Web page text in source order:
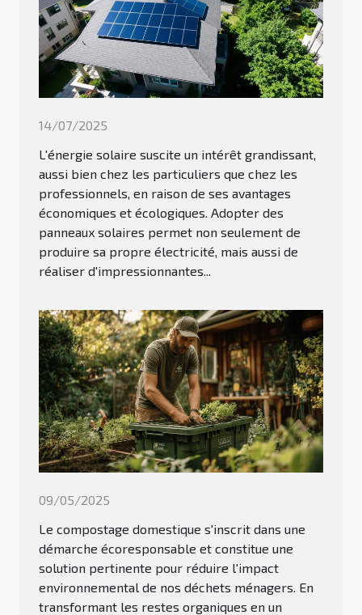
14/07/2025
L'énergie solaire suscite un intérêt grandissant,
aussi bien chez les particuliers que chez les
professionnels, en raison de ses avantages
économiques et écologiques. Adopter des
panneaux solaires permet non seulement de
produire sa propre électricité, mais aussi de
réaliser d'impressionnantes...
09/05/2025
Le compostage domestique s'inscrit dans une
démarche écoresponsable et constitue une
solution pertinente pour réduire l'impact
environnemental de nos déchets ménagers. En
transformant les restes organiques en un